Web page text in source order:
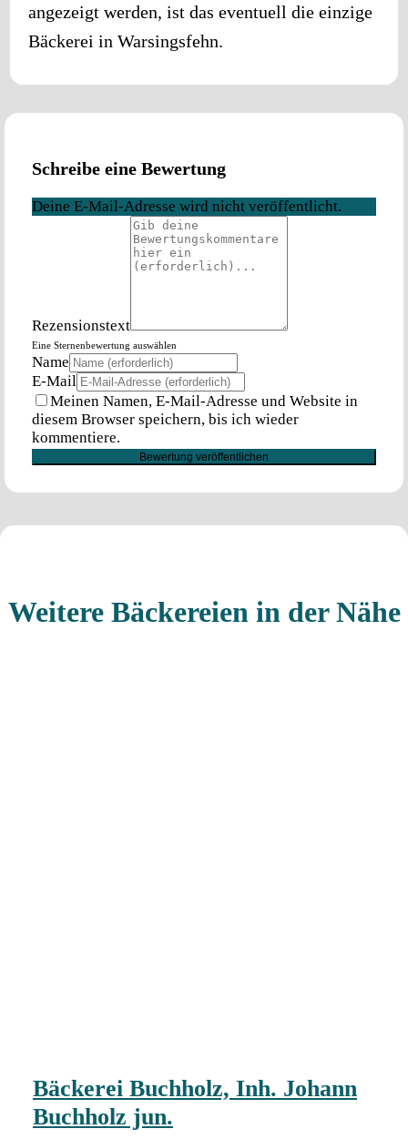
angezeigt werden, ist das eventuell die einzige
Bäckerei in Warsingsfehn.
Schreibe eine Bewertung
Deine E-Mail-Adresse wird nicht veröffentlicht.
Rezensionstext
Eine Sternenbewertung auswählen
Name
E-Mail
Meinen Namen, E-Mail-Adresse und Website in
diesem Browser speichern, bis ich wieder
kommentiere.
Weitere Bäckereien in der Nähe
Bäckerei Buchholz, Inh. Johann
Buchholz jun.